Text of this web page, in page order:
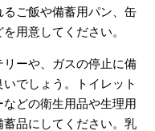
ご飯や備蓄用パン、缶
用意してください。
ーや、ガスの停止に備
でしょう。トイレット
どの衛生用品や生理用
品にしてください。乳